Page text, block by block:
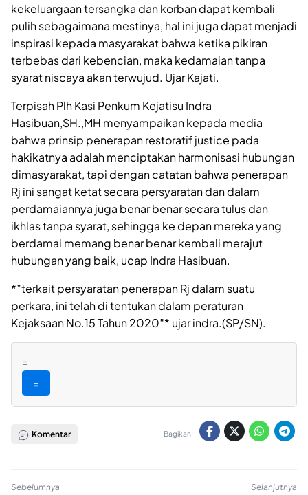
kekeluargaan tersangka dan korban dapat kembali
pulih sebagaimana mestinya, hal ini juga dapat menjadi
inspirasi kepada masyarakat bahwa ketika pikiran
terbebas dari kebencian, maka kedamaian tanpa
syarat niscaya akan terwujud. Ujar Kajati.
Terpisah Plh Kasi Penkum Kejatisu Indra
Hasibuan,SH.,MH menyampaikan kepada media
bahwa prinsip penerapan restoratif justice pada
hakikatnya adalah menciptakan harmonisasi hubungan
dimasyarakat, tapi dengan catatan bahwa penerapan
Rj ini sangat ketat secara persyaratan dan dalam
perdamaiannya juga benar benar secara tulus dan
ikhlas tanpa syarat, sehingga ke depan mereka yang
berdamai memang benar benar kembali merajut
hubungan yang baik, ucap Indra Hasibuan.
*”terkait persyaratan penerapan Rj dalam suatu
perkara, ini telah di tentukan dalam peraturan
Kejaksaan No.15 Tahun 2020″* ujar indra.(SP/SN).
=
=
Komentar Bagikan:
Sebelumnya Selanjutnya